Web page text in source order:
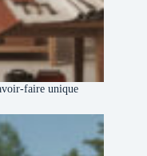
faire unique